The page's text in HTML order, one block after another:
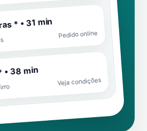
* • 31 min
Pedido online
• 38 min
Veja condições